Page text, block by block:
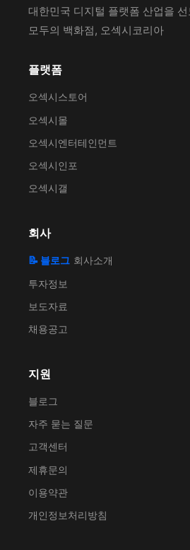
대한민국 디지털 플랫폼 산업을
모두의 백화점, 오섹시코리아
플랫폼
오섹시스토어
오섹시몰
오섹시엔터테인먼트
오섹시인포
오섹시갤
회사
📝 블로그 회사소개
투자정보
보도자료
채용공고
지원
블로그
자주 묻는 질문
고객센터
제휴문의
이용약관
개인정보처리방침